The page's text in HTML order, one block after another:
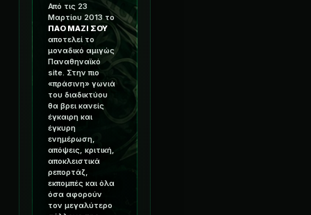
Από τις 23
Μαρτίου 2013 το
ΠΑΟ ΜΑΖΙ ΣΟΥ
αποτελεί το
μοναδικό αμιγώς
Παναθηναϊκό
site. Στην πιο
«πράσινη» γωνιά
του διαδικτύου
θα βρει κανείς
έγκαιρη και
έγκυρη
ενημέρωση,
απόψεις, κριτική,
αποκλειστικά
ρεπορτάζ,
εκπομπές και όλα
όσα αφορούν
τον μεγαλύτερο